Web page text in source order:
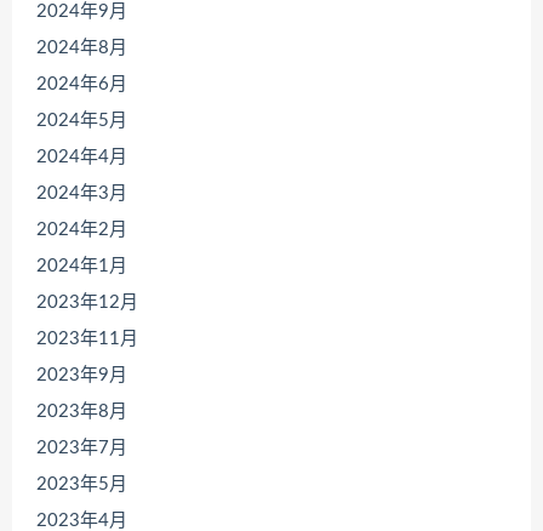
2024年9月
2024年8月
2024年6月
2024年5月
2024年4月
2024年3月
2024年2月
2024年1月
2023年12月
2023年11月
2023年9月
2023年8月
2023年7月
2023年5月
2023年4月